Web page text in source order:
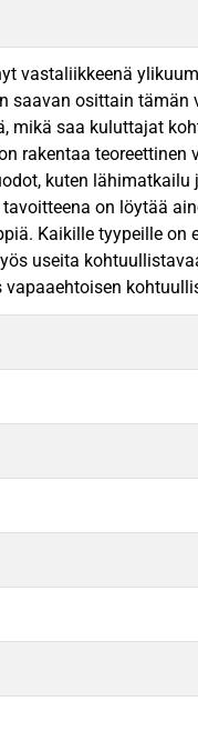
vastaliikkeenä
osittain
saa kuluttajat
rakentaa
kuten
on löytää
Kaikille tyypeille
useita